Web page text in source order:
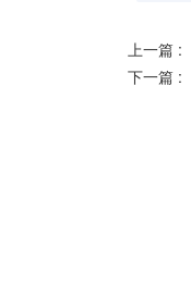
上一篇 :
下一篇 :